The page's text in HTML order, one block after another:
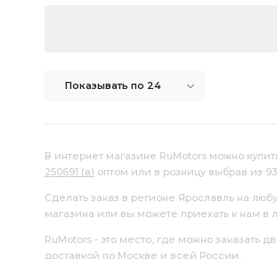
Показывать по 24
В интернет магазине RuMotors можно
250691 (а) оптом или в розницу выбрав из
Сделать заказ в регионе Ярославль на
магазина или вы можете приехать к нам в
RuMotors - это место, где можно заказать
доставкой по Москве и всей России.